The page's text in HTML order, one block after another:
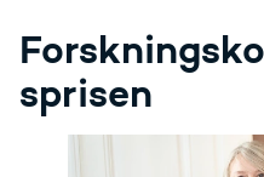
sprisen